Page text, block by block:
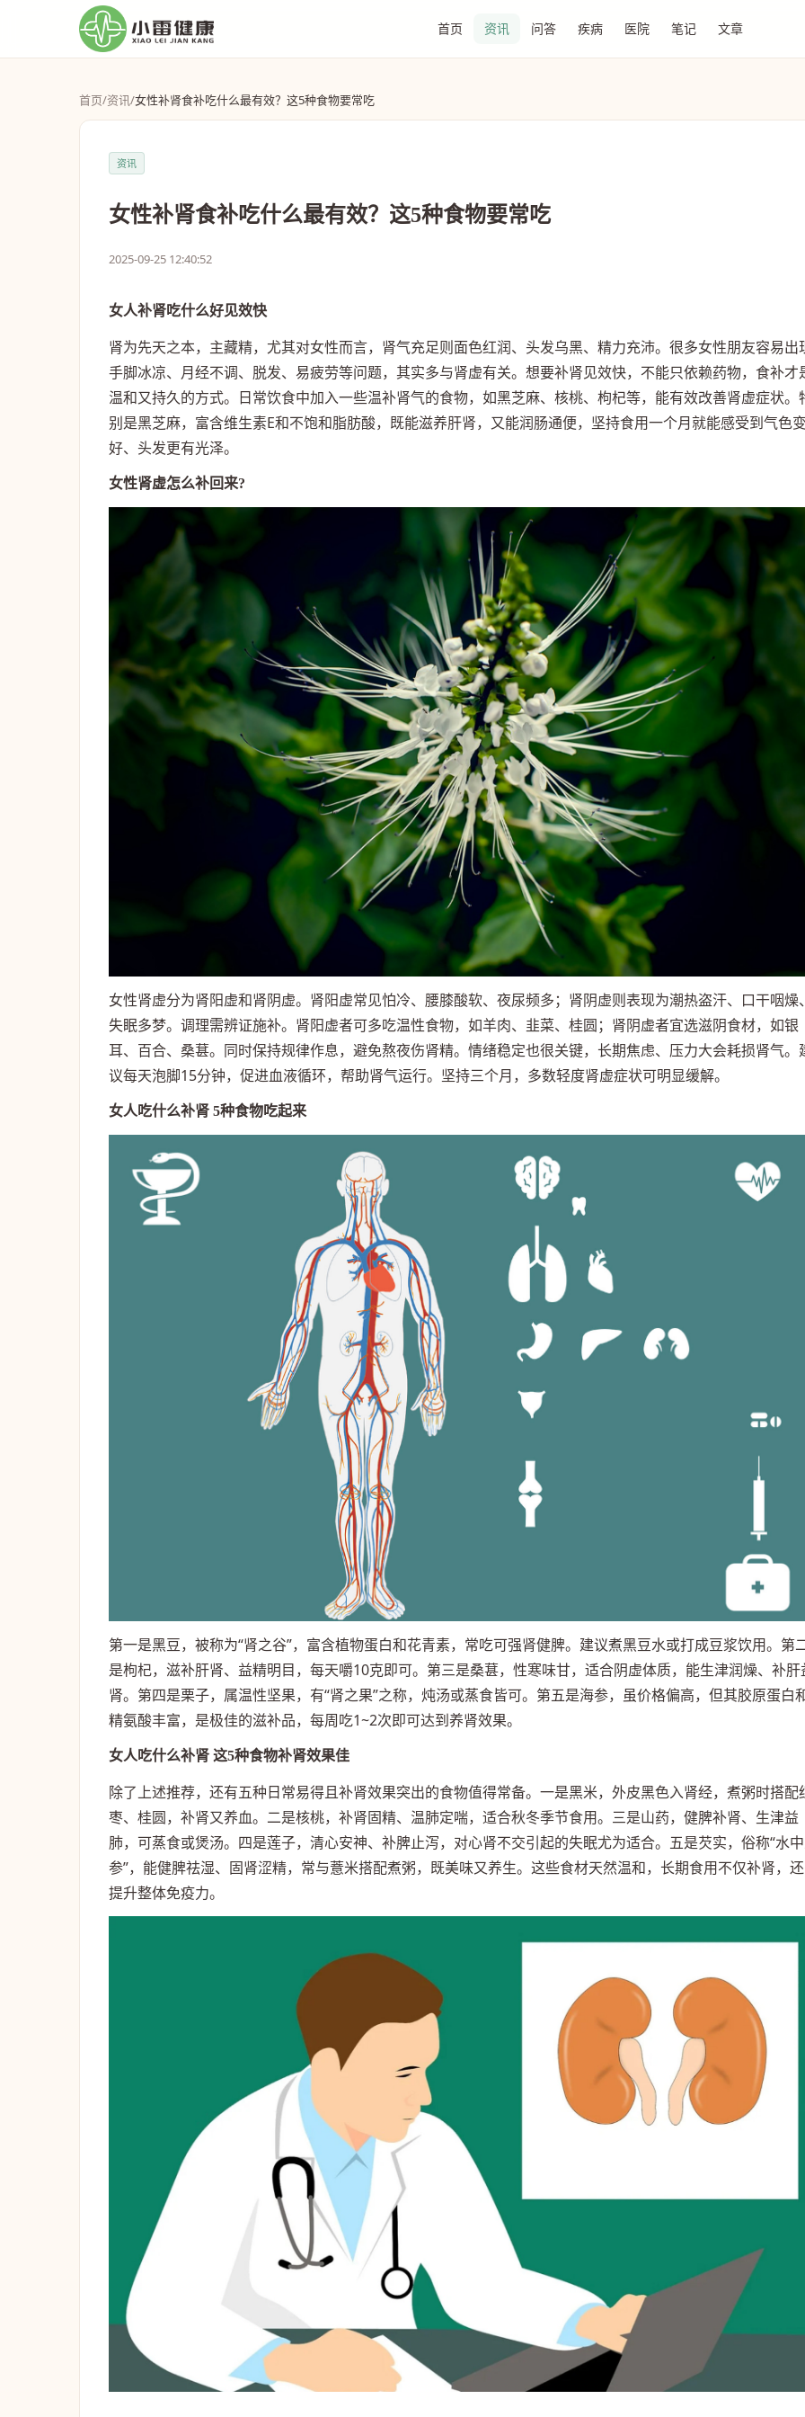
首页 资讯 问答 疾病 医院 笔记 文章
首页/资讯/女性补肾食补吃什么最有效？这5种食物要常吃
资讯
女性补肾食补吃什么最有效？这5种食物要常吃
2025-09-25 12:40:52
女人补肾吃什么好见效快
肾为先天之本，主藏精，尤其对女性而言，肾气充足则面色红润、头发乌黑、精力充沛。很多女性朋友容易出
手脚冰凉、月经不调、脱发、易疲劳等问题，其实多与肾虚有关。想要补肾见效快，不能只依赖药物，食补才
温和又持久的方式。日常饮食中加入一些温补肾气的食物，如黑芝麻、核桃、枸杞等，能有效改善肾虚症状。
别是黑芝麻，富含维生素E和不饱和脂肪酸，既能滋养肝肾，又能润肠通便，坚持食用一个月就能感受到气色
好、头发更有光泽。
女性肾虚怎么补回来?
女性肾虚分为肾阳虚和肾阴虚。肾阳虚常见怕冷、腰膝酸软、夜尿频多；肾阴虚则表现为潮热盗汗、口干咽燥
失眠多梦。调理需辨证施补。肾阳虚者可多吃温性食物，如羊肉、韭菜、桂圆；肾阴虚者宜选滋阴食材，如银
耳、百合、桑葚。同时保持规律作息，避免熬夜伤肾精。情绪稳定也很关键，长期焦虑、压力大会耗损肾气。
议每天泡脚15分钟，促进血液循环，帮助肾气运行。坚持三个月，多数轻度肾虚症状可明显缓解。
女人吃什么补肾 5种食物吃起来
第一是黑豆，被称为“肾之谷”，富含植物蛋白和花青素，常吃可强肾健脾。建议煮黑豆水或打成豆浆饮用。第
是枸杞，滋补肝肾、益精明目，每天嚼10克即可。第三是桑葚，性寒味甘，适合阴虚体质，能生津润燥、补肝
肾。第四是栗子，属温性坚果，有“肾之果”之称，炖汤或蒸食皆可。第五是海参，虽价格偏高，但其胶原蛋白
精氨酸丰富，是极佳的滋补品，每周吃1~2次即可达到养肾效果。
女人吃什么补肾 这5种食物补肾效果佳
除了上述推荐，还有五种日常易得且补肾效果突出的食物值得常备。一是黑米，外皮黑色入肾经，煮粥时搭配
枣、桂圆，补肾又养血。二是核桃，补肾固精、温肺定喘，适合秋冬季节食用。三是山药，健脾补肾、生津益
肺，可蒸食或煲汤。四是莲子，清心安神、补脾止泻，对心肾不交引起的失眠尤为适合。五是芡实，俗称“水
参”，能健脾祛湿、固肾涩精，常与薏米搭配煮粥，既美味又养生。这些食材天然温和，长期食用不仅补肾，
提升整体免疫力。